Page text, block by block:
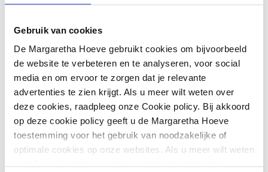
Gebruik van cookies
De Margaretha Hoeve gebruikt cookies om bijvoorbeeld
de website te verbeteren en te analyseren, voor social
media en om ervoor te zorgen dat je relevante
advertenties te zien krijgt. Als u meer wilt weten over
deze cookies, raadpleeg onze Cookie policy. Bij akkoord
op deze cookie policy geeft u de Margaretha Hoeve
toestemming voor het gebruik van noodzakelijke of
optimale cookies op onze websites. Als u meer wilt weten